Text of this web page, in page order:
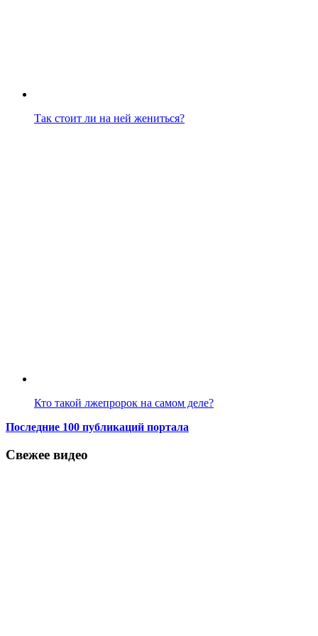
Так стоит ли на ней жениться?
Кто такой лжепророк на самом деле?
Последние 100 публикаций портала
Свежее видео